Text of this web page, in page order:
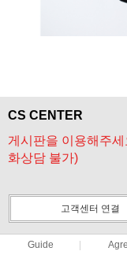
CS CENTER
게시판을 이용해주세
화상담 불가)
고객센터 연결
Guide